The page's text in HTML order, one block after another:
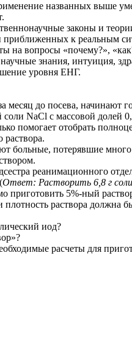
названных выше
законы и
к реальным
на вопросы «почему?»,
знания, интуиция,
уровня ЕНГ.
месяц до посева, начинают
NaCl с массовой
помогает отобрать
раствора.
больные, потерявшие много
реанимационного
Ответ: Растворить 6,8 г
приготовить 5%-ный
плотность раствора должна
иод?
расчеты для